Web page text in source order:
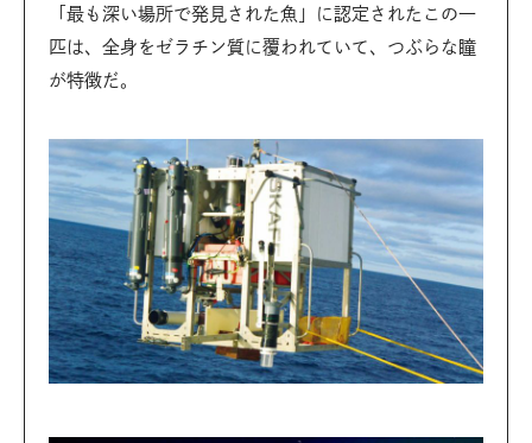
「最も深い場所で発見された魚」に認定されたこの一
匹は、全身をゼラチン質に覆われていて、つぶらな瞳
が特徴だ。